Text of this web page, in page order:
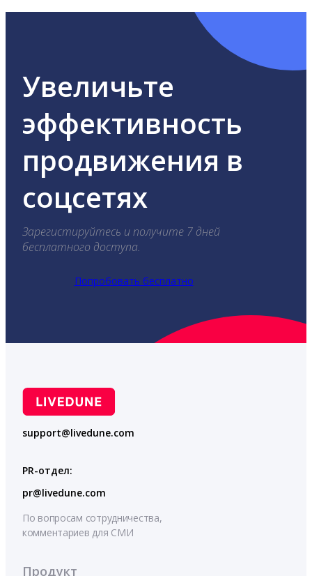
Увеличьте
эффективность
продвижения в
соцсетях
Зарегистируйтесь и получите 7 дней
бесплатного доступа.
Попробовать бесплатно
support@livedune.com
PR-отдел:
pr@livedune.com
По вопросам сотрудничества,
комментариев для СМИ
Продукт